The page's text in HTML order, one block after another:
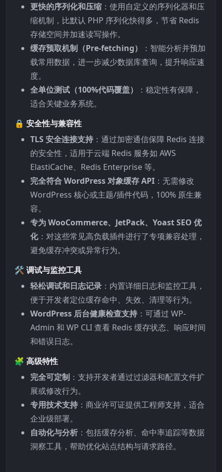
更快的序列化和压缩 ：使用自定义的序列化器和压
缩机制，比默认 PHP 序列化快得多，节省 Redis
存储空间并加速读写操作。
缓存预取机制（Pre-fetching）
：智能分析并预加
载常用数据，进一步减少数据库查询，提升响应速
度。
全单位测试（100%代码覆盖）
：稳定性有保障，
适合关键业务系统。
🔒 安全性与兼容性
TLS 安全连接支持 ：通过加密通信保障 Redis 连接
的安全性，适用于云端 Redis 服务如 AWS
ElastiCache、Redis Enterprise 等。
完全符合 WordPress 对象缓存 API ：无需修改
WordPress 核心或主题/插件代码，100% 原生兼
容。
专为 WooCommerce、JetPack、Yoast SEO 优
化：对这些常见高负载插件进行了专项兼容处理，
避免缓存冲突或异常行为。
🛠️ 调试与监控工具
轻松调试和日志记录 ：内置详细日志和监控工具，
便于开发者定位缓存命中、失效、清理等行为。
WordPress 后台健康检查支持 ：可通过 WP-
Admin 和 WP CLI 查看 Redis 缓存状态、响应时间
和错误日志。
🧩 高级特性
完全可定制 ：支持开发者通过过滤器和配置文件扩
展或修改行为。
专用技术支持 ：商业许可证提供工程师支持，适合
企业级部署。
自动化与分析 ：包括缓存分析、命中率追踪等数据
洞察工具，帮助优化站点结构与请求路径。